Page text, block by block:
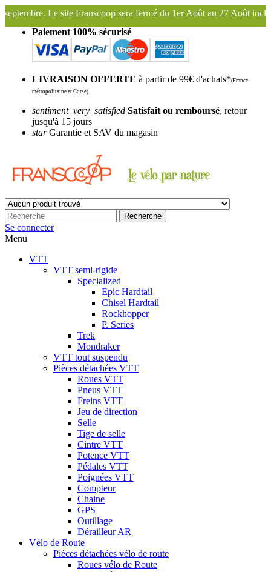
fermé du 1er Août au 27 Août inclus. Bonnes vacances !
Paiement 100% sécurisé
LIVRAISON OFFERTE à partir de 99€ d'achats*(France
métropolitaine et Corse)
sentiment_very_satisfied Satisfait ou remboursé, retour
jusqu'à 15 jours
starGarantie et SAV du magasin
Recherche
Se connecter
Menu
VTT
VTT semi-rigide
Specialized
Epic Hardtail
Chisel Hardtail
Rockhopper
P. Series
Trek
Mondraker
VTT tout suspendu
Pièces détachées VTT
Roues VTT
Pneus VTT
Freins VTT
Jeu de direction
Selle
Tige de selle
Cintre VTT
Potence VTT
Pédales VTT
Poignées VTT
Compteur
Chaine
GPS
Outillage
Dérailleur AR
Vélo de Route
Pièces détachées vélo de route
Roues vélo de Route